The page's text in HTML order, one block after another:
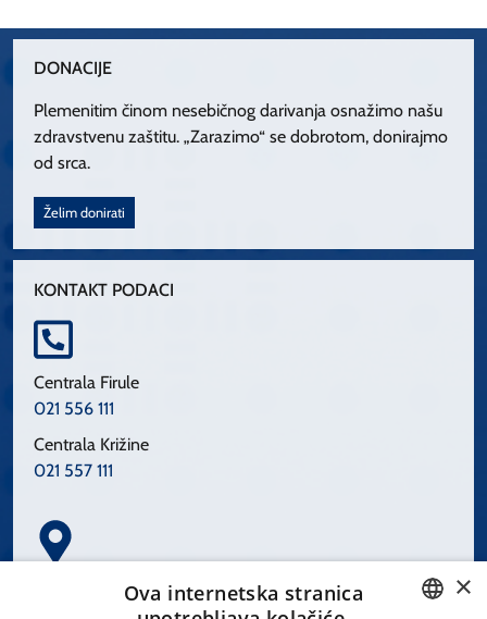
DONACIJE
Plemenitim činom nesebičnog darivanja osnažimo našu
zdravstvenu zaštitu. „Zarazimo“ se dobrotom, donirajmo
od srca.
Želim donirati
KONTAKT PODACI
Centrala Firule
021 556 111
Centrala Križine
021 557 111
Spinčićeva 1, 21000 Split
×
Ova internetska stranica